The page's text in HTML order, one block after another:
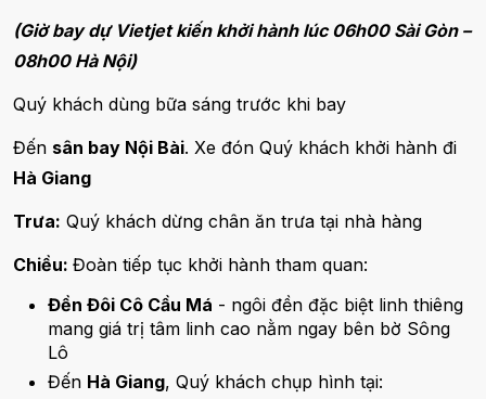
(Giờ bay dự Vietjet kiến khởi hành lúc 06h00 Sài Gòn –
08h00 Hà Nội)
Quý khách dùng bữa sáng trước khi bay
Đến sân bay Nội Bài. Xe đón Quý khách khởi hành đi
Hà Giang
Trưa: Quý khách dừng chân ăn trưa tại nhà hàng
Chiều: Đoàn tiếp tục khởi hành tham quan:
Đền Đôi Cô Cầu Má - ngôi đền đặc biệt linh thiêng
mang giá trị tâm linh cao nằm ngay bên bờ Sông
Lô
Đến Hà Giang, Quý khách chụp hình tại: